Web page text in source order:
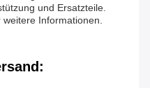
und Ersatzteile.
Informationen.